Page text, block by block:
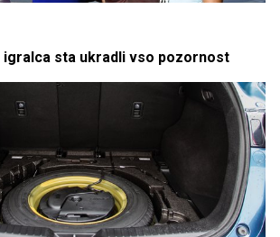
igralca sta ukradli vso pozornost